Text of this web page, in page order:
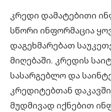
კრედი დამატებითი
სწორი ინფორმაცია
დაგეხმარებათ
მიღებაში. კრედის
სასარგებლო და
კრედიტებთან
მუდმივად იქნებით